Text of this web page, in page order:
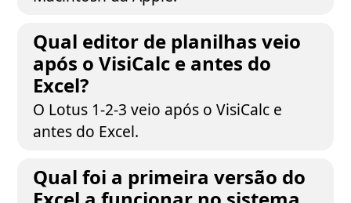
Qual editor de planilhas veio
após o VisiCalc e antes do
Excel?
O Lotus 1-2-3 veio após o VisiCalc e
antes do Excel.
Qual foi a primeira versão do